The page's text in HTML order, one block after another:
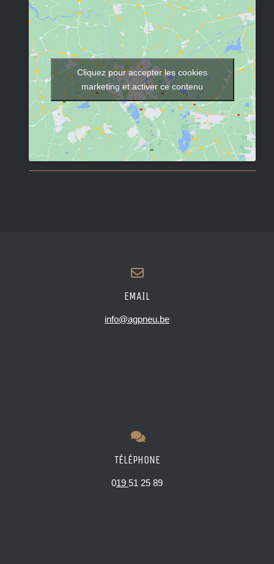
Cliquez pour accepter les cookies
marketing et activer ce contenu
EMAIL
info@agpneu.be
TÉLÉPHONE
019 51 25 89